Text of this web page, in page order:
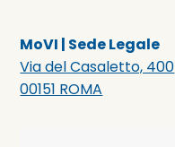
MoVI | Sede Legale
Via del Casaletto, 400
00151 ROMA